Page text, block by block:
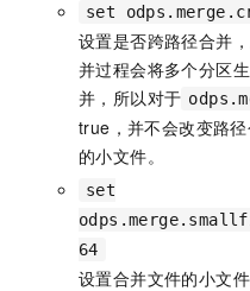
set
设置是否跨路径合并
并过程会将多个分区
并，所以对于
true，并不会改变路
的小文件。
set
64
设置合并文件的小文